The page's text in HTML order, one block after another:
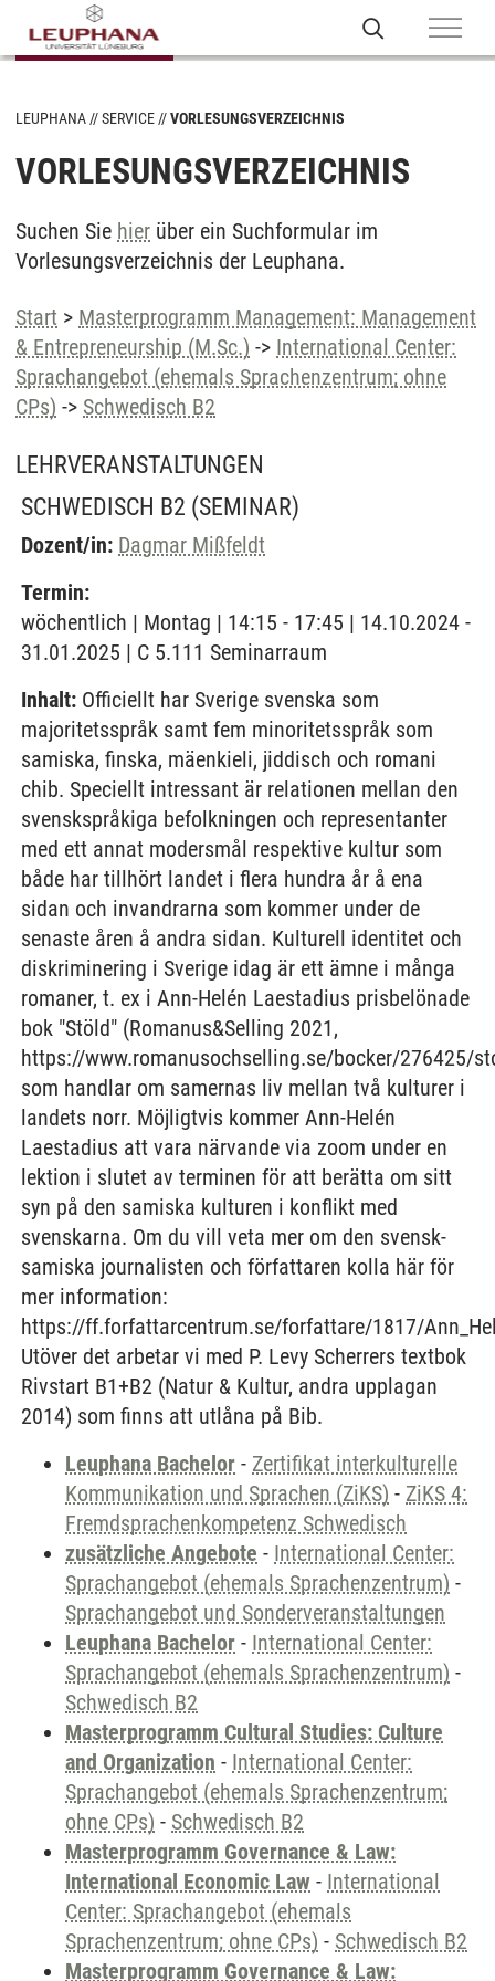
LEUPHANA SERVICE VORLESUNGSVERZEICHNIS
VORLESUNGSVERZEICHNIS
Suchen Sie hier über ein Suchformular im
Vorlesungsverzeichnis der Leuphana.
Start > Masterprogramm Management: Management
& Entrepreneurship (M.Sc.) -> International Center:
Sprachangebot (ehemals Sprachenzentrum; ohne
CPs) -> Schwedisch B2
LEHRVERANSTALTUNGEN
SCHWEDISCH B2 (SEMINAR)
Dozent/in: Dagmar Mißfeldt
Termin:
wöchentlich | Montag | 14:15 - 17:45 | 14.10.2024 -
31.01.2025 | C 5.111 Seminarraum
Inhalt: Officiellt har Sverige svenska som
majoritetsspråk samt fem minoritetsspråk som
samiska, finska, mäenkieli, jiddisch och romani
chib. Speciellt intressant är relationen mellan den
svenskspråkiga befolkningen och representanter
med ett annat modersmål respektive kultur som
både har tillhört landet i flera hundra år å ena
sidan och invandrarna som kommer under de
senaste åren å andra sidan. Kulturell identitet och
diskriminering i Sverige idag är ett ämne i många
romaner, t. ex i Ann-Helén Laestadius prisbelönade
bok "Stöld" (Romanus&Selling 2021,
https://www.romanusochselling.se/bocker/276425/
som handlar om samernas liv mellan två kulturer i
landets norr. Möjligtvis kommer Ann-Helén
Laestadius att vara närvande via zoom under en
lektion i slutet av terminen för att berätta om sitt
syn på den samiska kulturen i konflikt med
svenskarna. Om du vill veta mer om den svensk-
samiska journalisten och författaren kolla här för
mer information:
https://ff.forfattarcentrum.se/forfattare/1817/
Utöver det arbetar vi med P. Levy Scherrers textbok
Rivstart B1+B2 (Natur & Kultur, andra upplagan
2014) som finns att utlåna på Bib.
Leuphana Bachelor - Zertifikat interkulturelle
Kommunikation und Sprachen (ZiKS) - ZiKS 4:
Fremdsprachenkompetenz Schwedisch
zusätzliche Angebote - International Center:
Sprachangebot (ehemals Sprachenzentrum) -
Sprachangebot und Sonderveranstaltungen
Leuphana Bachelor - International Center:
Sprachangebot (ehemals Sprachenzentrum) -
Schwedisch B2
Masterprogramm Cultural Studies: Culture
and Organization - International Center:
Sprachangebot (ehemals Sprachenzentrum;
ohne CPs) - Schwedisch B2
Masterprogramm Governance & Law:
International Economic Law - International
Center: Sprachangebot (ehemals
Sprachenzentrum; ohne CPs) - Schwedisch B2
Masterprogramm Governance & Law: